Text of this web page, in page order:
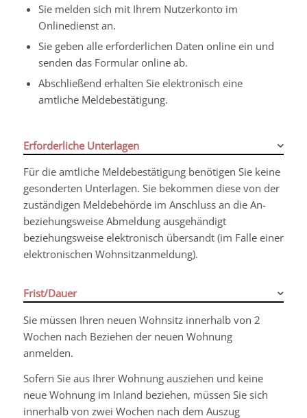
Sie melden sich mit Ihrem Nutzerkonto im
Onlinedienst an.
Sie geben alle erforderlichen Daten online ein und
senden das Formular online ab.
Abschließend erhalten Sie elektronisch eine
amtliche Meldebestätigung.
Erforderliche Unterlagen
Für die amtliche Meldebestätigung benötigen Sie keine
gesonderten Unterlagen. Sie bekommen diese von der
zuständigen Meldebehörde im Anschluss an die An-
beziehungsweise Abmeldung ausgehändigt
beziehungsweise elektronisch übersandt (im Falle einer
elektronischen Wohnsitzanmeldung).
Frist/Dauer
Sie müssen Ihren neuen Wohnsitz innerhalb von 2
Wochen nach Beziehen der neuen Wohnung
anmelden.
Sofern Sie aus Ihrer Wohnung ausziehen und keine
neue Wohnung im Inland beziehen, müssen Sie sich
innerhalb von zwei Wochen nach dem Auszug